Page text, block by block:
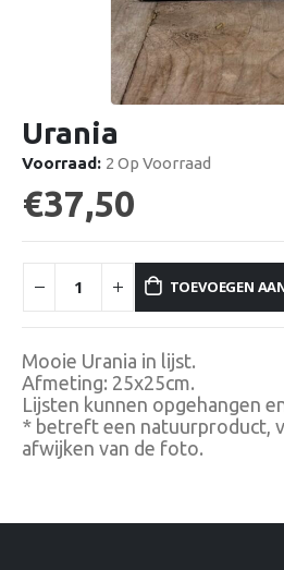
Urania
Voorraad: 2 Op Voorraad
€37,50
TOEVOEGEN
Mooie Urania in lijst.
Afmeting: 25x25cm.
Lijsten kunnen opgehangen
* betreft een natuurproduct,
afwijken van de foto.